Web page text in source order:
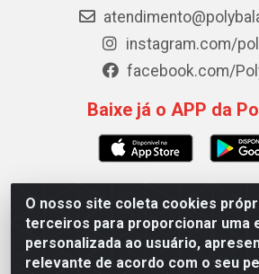
O nosso site coleta cookies
terceiros para proporcionar uma
personalizada ao usuário,
relevante de acordo com o seu
instagram.com/
facebook.com/
Baixe já o APP da
Polybalas - Rua João Miguel de
Ernesto Geisel, João Pessoa/PB - CEP
00.909.327/0002-61